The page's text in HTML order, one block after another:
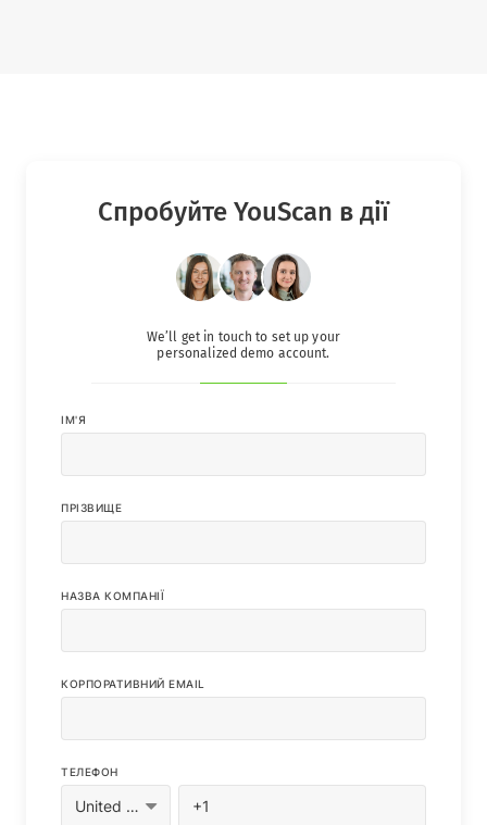
Спробуйте YouScan в дії
IМ'Я
ПРІЗВИЩЕ
НАЗВА КОМПАНІЇ
КОРПОРАТИВНИЙ EMAIL
ТЕЛЕФОН
We’ll get in touch to set up your
personalized demo account.